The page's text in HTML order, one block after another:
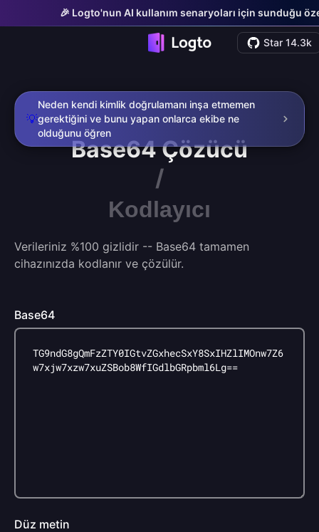
🎉 Logto'nun AI kullanım senaryoları için sunduğu
Star 14.3k
💡
Neden kendi kimlik doğrulamanı inşa etmemen
gerektiğini ve bunu yapan onlarca ekibe ne
olduğunu öğren
Base64Çözücü
/
Kodlayıcı
Verileriniz %100 gizlidir -- Base64 tamamen
cihazınızda kodlanır ve çözülür.
Düz metin
Base64